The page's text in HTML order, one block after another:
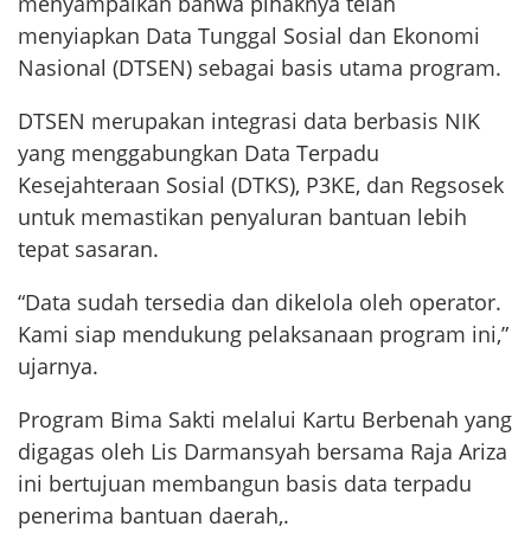
menyiapkan Data Tunggal Sosial dan Ekonomi
Nasional (DTSEN) sebagai basis utama program.
DTSEN merupakan integrasi data berbasis NIK
yang menggabungkan Data Terpadu
Kesejahteraan Sosial (DTKS), P3KE, dan Regsosek
untuk memastikan penyaluran bantuan lebih
tepat sasaran.
“Data sudah tersedia dan dikelola oleh operator.
Kami siap mendukung pelaksanaan program ini,”
ujarnya.
Program Bima Sakti melalui Kartu Berbenah yang
digagas oleh Lis Darmansyah bersama Raja Ariza
ini bertujuan membangun basis data terpadu
penerima bantuan daerah,.